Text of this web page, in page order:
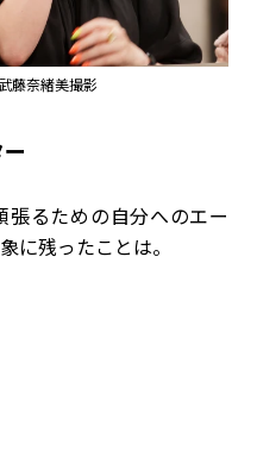
藤奈緒美撮影
るための自分へのエー
に残ったことは。